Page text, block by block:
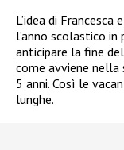
L’idea di
l’anno scolastico in
anticipare la fine
come avviene nella
5 anni. Così le
lunghe.